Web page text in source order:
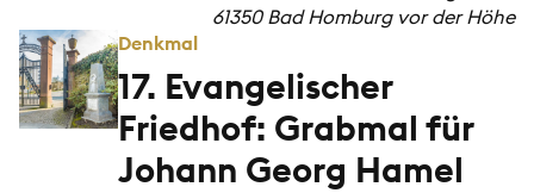
61350 Bad Homburg vor der Höhe
Denkmal
17. Evangelischer
Friedhof: Grabmal für
Johann Georg Hamel